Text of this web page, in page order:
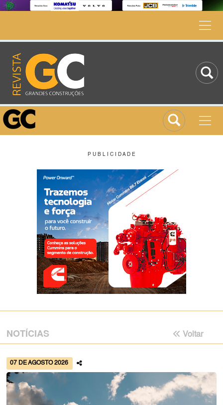
P U B L I C I D A D E
NOTÍCIAS Voltar
07 DE AGOSTO 2026